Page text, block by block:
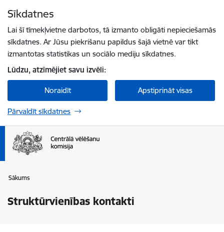
Sīkdatnes
Lai šī tīmekļvietne darbotos, tā izmanto obligāti nepieciešamās
sīkdatnes. Ar Jūsu piekrišanu papildus šajā vietnē var tikt
izmantotas statistikas un sociālo mediju sīkdatnes.
Lūdzu, atzīmējiet savu izvēli:
Noraidīt Apstiprināt visas
Pārvaldīt sīkdatnes
Sākums
Struktūrvienības kontakti